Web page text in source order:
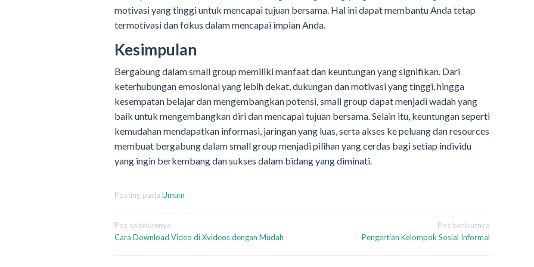
motivasi yang tinggi untuk mencapai tujuan bersama. Hal ini dapat membantu Anda tetap
termotivasi dan fokus dalam mencapai impian Anda.
Kesimpulan
Bergabung dalam small group memiliki manfaat dan keuntungan yang signifikan. Dari
keterhubungan emosional yang lebih dekat, dukungan dan motivasi yang tinggi, hingga
kesempatan belajar dan mengembangkan potensi, small group dapat menjadi wadah yang
baik untuk mengembangkan diri dan mencapai tujuan bersama. Selain itu, keuntungan seperti
kemudahan mendapatkan informasi, jaringan yang luas, serta akses ke peluang dan resources
membuat bergabung dalam small group menjadi pilihan yang cerdas bagi setiap individu
yang ingin berkembang dan sukses dalam bidang yang diminati.
Posting pada Umum
Navigasi
pos
Pos sebelumnya
Cara Download Video di Xvideos dengan Mudah
Pos berikutnya
Pengertian Kelompok Sosial Informal